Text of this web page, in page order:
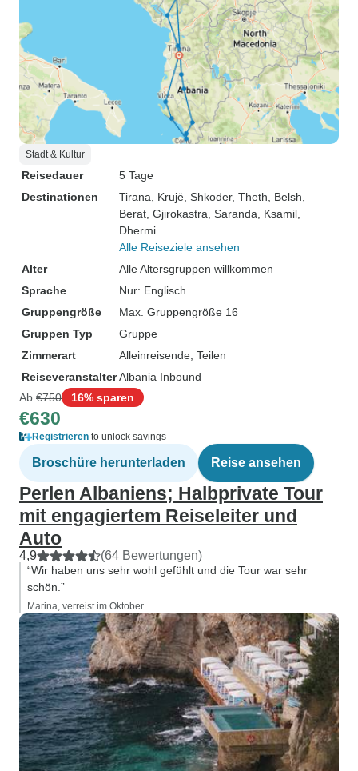
Stadt & Kultur
Reisedauer
5 Tage
Destinationen
Tirana , Krujë , Shkoder, Theth , Belsh
Berat , Gjirokastra , Saranda , Ksamil
Dhermi
Alle Reiseziele ansehen
Alter
Alle Altersgruppen willkommen
Sprache
Nur: Englisch
Gruppengröße
Max. Gruppengröße 16
Gruppen Typ
Gruppe
Zimmerart
Alleinreisende, Teilen
ReiseveranstalterAlbania Inbound
Ab €750 16% sparen
€630
Registrieren to unlock savings
Broschüre herunterladen Reise ansehen
Perlen Albaniens; Halbprivate Tour
mit engagiertem Reiseleiter und
Auto
4,9 (64 Bewertungen)
“Wir haben uns sehr wohl gefühlt und die Tour war sehr
schön.”
Marina, verreist im Oktober